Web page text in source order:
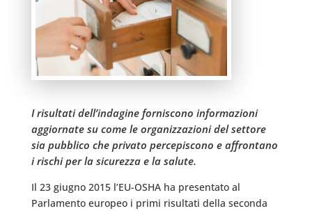
I risultati dell’indagine forniscono informazioni
aggiornate su come le organizzazioni del settore
sia pubblico che privato percepiscono e affrontano
i rischi per la sicurezza e la salute.
Il 23 giugno 2015 l’EU-OSHA ha presentato al
Parlamento europeo i primi risultati della seconda